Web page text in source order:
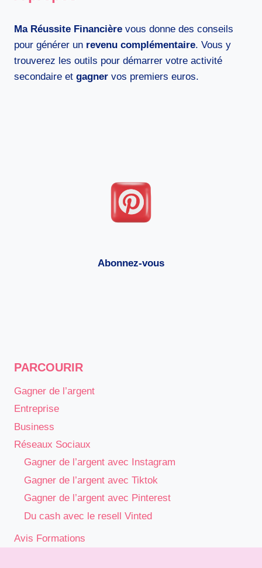
Ma Réussite Financière vous donne des conseils
pour générer un revenu complémentaire. Vous y
trouverez les outils pour démarrer votre activité
secondaire et gagner vos premiers euros.
Abonnez-vous
PARCOURIR
Gagner de l’argent
Entreprise
Business
Réseaux Sociaux
Gagner de l’argent avec Instagram
Gagner de l’argent avec Tiktok
Gagner de l’argent avec Pinterest
Du cash avec le resell Vinted
Avis Formations